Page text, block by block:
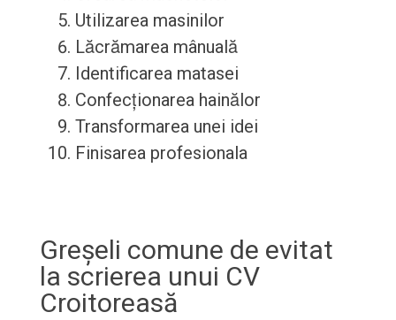
Utilizarea masinilor
Lăcrămarea mânuală
Identificarea matasei
Confecționarea hainălor
Transformarea unei idei
Finisarea profesionala
Greșeli comune de evitat
la scrierea unui CV
Croitoreasă